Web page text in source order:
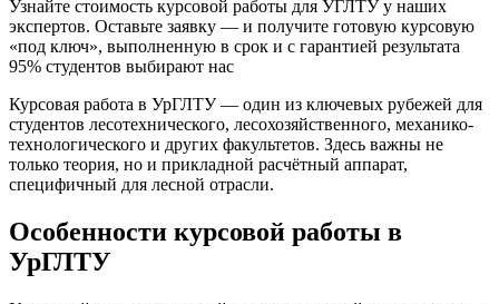
Узнайте стоимость курсовой работы для УГЛТУ у наших
экспертов. Оставьте заявку — и получите готовую курсовую
«под ключ», выполненную в срок и с гарантией результата
95% студентов выбирают нас
Курсовая работа в УрГЛТУ — один из ключевых рубежей для
студентов лесотехнического, лесохозяйственного, механико-
технологического и других факультетов. Здесь важны не
только теория, но и прикладной расчётный аппарат,
специфичный для лесной отрасли.
Особенности курсовой работы в
УрГЛТУ